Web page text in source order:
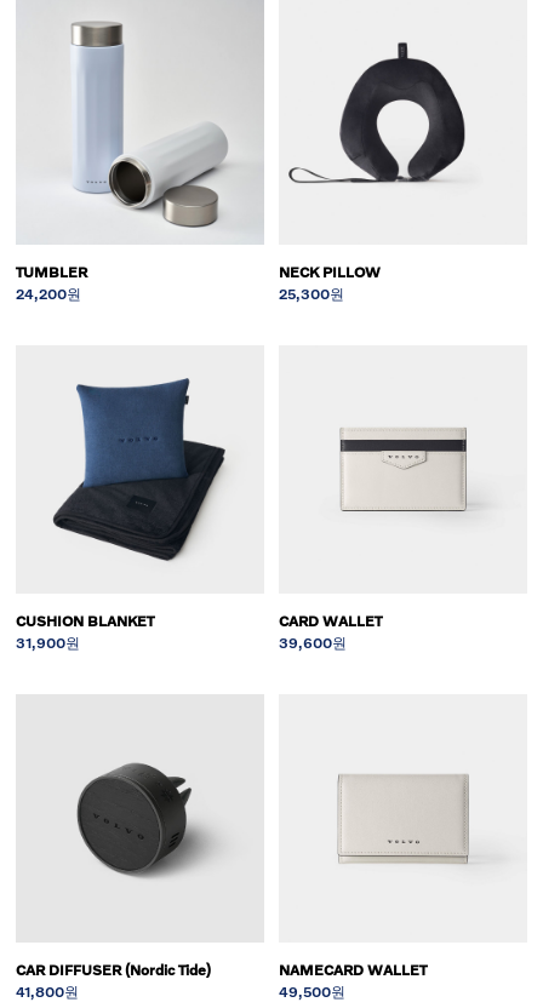
TUMBLER
24,200원
NECK PILLOW
25,300원
CUSHION BLANKET
31,900원
CARD WALLET
39,600원
CAR DIFFUSER (Nordic Tide)
41,800원
NAMECARD WALLET
49,500원